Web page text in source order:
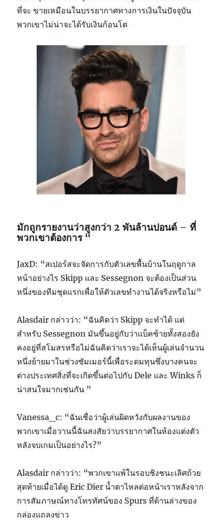
ที่จะ ขายเหมือนในบรรยากาศทางการเงินในปัจจุบัน
พวกเขาไม่น่าจะได้รับเงินก้อนโต
มักถูกรายงานว่าสูงกว่า 2 พันล้านปอนด์ – ที่
พวกเขาต้องการ “
JaxD: “สเปอร์สจะจัดการกับตัวเลขพื้นบ้านในฤดูกาล
หน้าอย่างไร Skipp และ Sessegnon จะต้องเป็นส่วน
หนึ่งของทีมชุดแรกเพื่อให้ตัวเลขทำงานได้จริงหรือไม่”
Alasdair กล่าวว่า: “ฉันคิดว่า Skipp จะทำได้ แต่
สำหรับ Sessegnon มันขึ้นอยู่กับว่าแบ็คซ้ายทั้งสองยัง
คงอยู่ที่สโมสรหรือไม่ฉันคิดว่าเราจะได้เห็นผู้เล่นจำนวน
หนึ่งย้ายมาในช่วงซัมเมอร์นี้เพื่อระดมทุนซึ่งบางคนจะ
ต่างประเทศสิ่งที่จะเกิดขึ้นต่อไปกับ Dele และ Winks ก็
น่าสนใจมากเช่นกัน ”
Vanessa_c: “ฉันเชื่อว่าผู้เล่นผิดหวังกับผลงานของ
พวกเขาเมื่อวานนี้ฉันสงสัยว่าบรรยากาศในห้องแต่งตัว
หลังจบเกมเป็นอย่างไร?”
Alasdair กล่าวว่า: “พวกเขาแพ้ในรอบชิงชนะเลิศถ้วย
สุดท้ายเมื่อได้ดู Eric Dier น้ำตาไหลต่อหน้าเราหลังจาก
การสัมภาษณ์ทางโทรทัศน์ของ Spurs ที่ด้านล่างของ
กล่องแถลงข่าว